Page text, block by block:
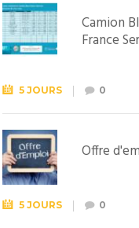
Camion
France
5 JOURS 0
Offre
5 JOURS 0